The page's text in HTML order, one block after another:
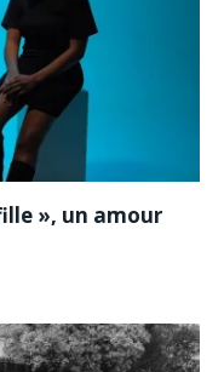
», un amour